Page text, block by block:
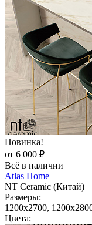
Новинка!
от 6 000 ₽
Всё в наличии
Atlas Home
NT Ceramic (Китай)
Размеры:
1200x2700,
Цвета: